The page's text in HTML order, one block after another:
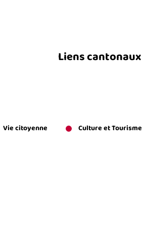
Navig
Liens
Liens cantonaux
Vie citoyenne Culture et Tourisme